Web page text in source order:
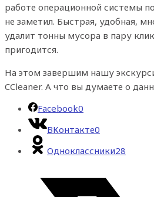
работе операционной системы
не заметил. Быстрая, удобная,
удалит тонны мусора в пару
пригодится.
На этом завершим нашу
CCleaner. А что вы думаете о
Facebook0
ВКонтакте0
Одноклассники28